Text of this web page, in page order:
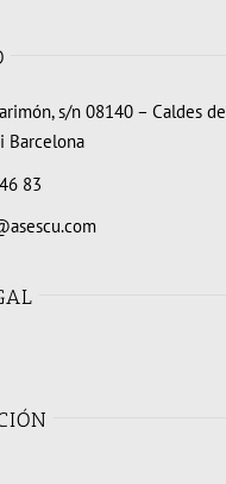
s/n 08140 – Caldes de
Barcelona
83
uso